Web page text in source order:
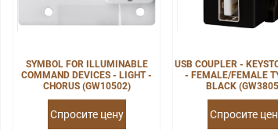
SYMBOL FOR ILLUMINABLE
COMMAND DEVICES - LIGHT -
CHORUS (GW10502)
Спросите цену
USB COUPLER -
- FEMALE/FEMALE
BLACK
Спросите